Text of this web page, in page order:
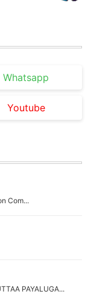
Whatsapp
Youtube
Com...
PAYALUGA...